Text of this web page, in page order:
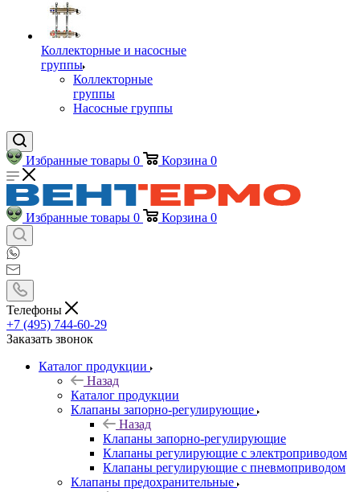
Коллекторные и насосные
группы
Коллекторные
группы
Насосные группы
Избранные товары 0 Корзина 0
Избранные товары 0 Корзина 0
Телефоны
+7 (495) 744-60-29
Заказать звонок
Каталог продукции
Назад
Каталог продукции
Клапаны запорно-регулирующие
Назад
Клапаны запорно-регулирующие
Клапаны регулирующие с электроприводом
Клапаны регулирующие с пневмоприводом
Клапаны предохранительные